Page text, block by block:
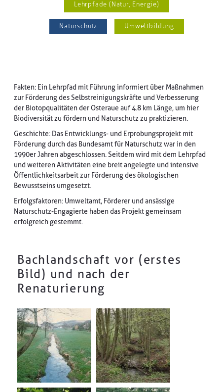
Lehrpfade (Natur, Energie)
Naturschutz Umweltbildung
Fakten: Ein Lehrpfad mit Führung informiert über Maßnahmen
zur Förderung des Selbstreinigungskräfte und Verbesserung
der Biotopqualitäten der Osteraue auf 4.8 km Länge, um hier
Biodiversität zu fördern und Naturschutz zu praktizieren.
Geschichte: Das Entwicklungs- und Erprobungsprojekt mit
Förderung durch das Bundesamt für Naturschutz war in den
1990er Jahren abgeschlossen. Seitdem wird mit dem Lehrpfad
und weiteren Aktivitäten eine breit angelegte und intensive
Öffentlichkeitsarbeit zur Förderung des ökologischen
Bewusstseins umgesetzt.
Erfolgsfaktoren: Umweltamt, Förderer und ansässige
Naturschutz-Engagierte haben das Projekt gemeinsam
erfolgreich gestemmt.
Bachlandschaft vor (erstes
Bild) und nach der
Renaturierung